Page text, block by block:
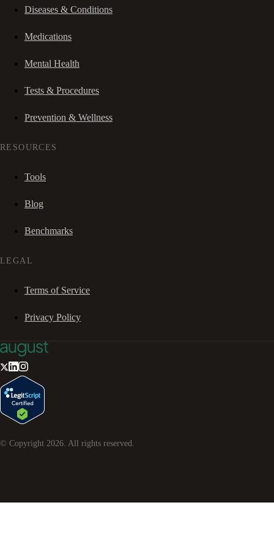
Diseases & Conditions
Medications
Mental Health
Tests & Procedures
Prevention & Wellness
RESOURCES
Tools
Blog
Benchmarks
LEGAL
Terms of Service
Privacy Policy
© Copyright 2026 . All rights reserved.